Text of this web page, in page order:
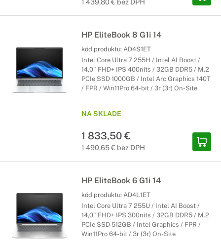
1 439,80 € bez DPH
HP EliteBook 8 G1i 14
kód produktu: AD4S1ET
Intel Core Ultra 7 255H / Intel AI Boost /
14,0" FHD+ IPS 400nits / 32GB DDR5 / M.2
PCIe SSD 1000GB / Intel Arc Graphics 140T
/ FPR / Win11Pro 64-bit / 3r (3r) On-Site
NA SKLADE
1 833,50 €
1 490,65 € bez DPH
HP EliteBook 6 G1i 14
kód produktu: AD4L1ET
Intel Core Ultra 7 255U / Intel AI Boost /
14,0" FHD+ IPS 300nits / 32GB DDR5 / M.2
PCIe SSD 512GB / Intel Graphics / FPR /
Win11Pro 64-bit / 3r (3r) On-Site